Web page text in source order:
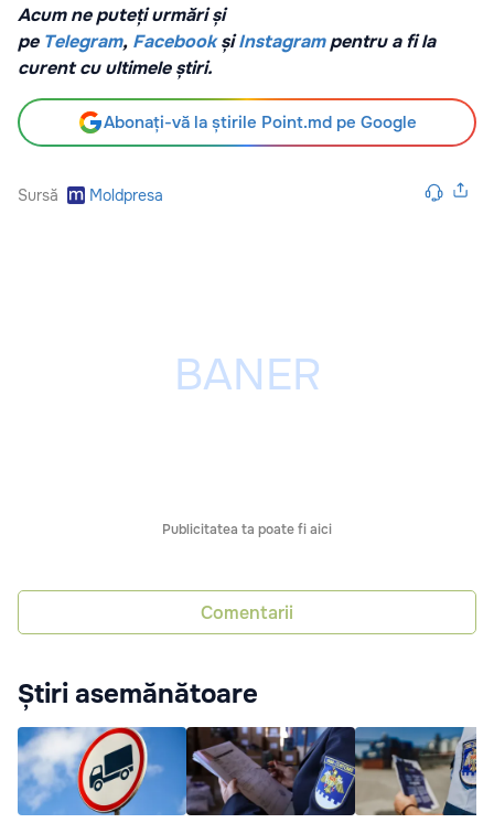
Acum ne puteți urmări și
pe Telegram, Facebook șiInstagrampentru a fi la
curent cu ultimele știri.
Abonați-vă la știrile Point.md pe Google
Sursă Moldpresa
Publicitatea ta poate fi aici
Comentarii
Știri asemănătoare